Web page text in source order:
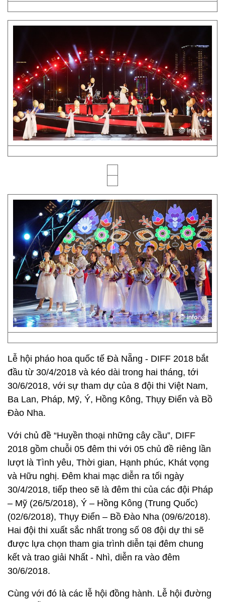
Lễ hội pháo hoa quốc tế Đà Nẵng - DIFF 2018 bắt
đầu từ 30/4/2018 và kéo dài trong hai tháng, tới
30/6/2018, với sự tham dự của 8 đội thi Việt Nam,
Ba Lan, Pháp, Mỹ, Ý, Hồng Kông, Thụy Điển và Bồ
Đào Nha.
Với chủ đề “Huyền thoại những cây cầu”, DIFF
2018 gồm chuỗi 05 đêm thi với 05 chủ đề riêng lần
lượt là Tình yêu, Thời gian, Hạnh phúc, Khát vọng
và Hữu nghị. Đêm khai mạc diễn ra tối ngày
30/4/2018, tiếp theo sẽ là đêm thi của các đội Pháp
– Mỹ (26/5/2018), Ý – Hồng Kông (Trung Quốc)
(02/6/2018), Thụy Điển – Bồ Đào Nha (09/6/2018).
Hai đội thi xuất sắc nhất trong số 08 đội dự thi sẽ
được lựa chọn tham gia trình diễn tại đêm chung
kết và trao giải Nhất - Nhì, diễn ra vào đêm
30/6/2018.
Cùng với đó là các lễ hội đồng hành. Lễ hội đường